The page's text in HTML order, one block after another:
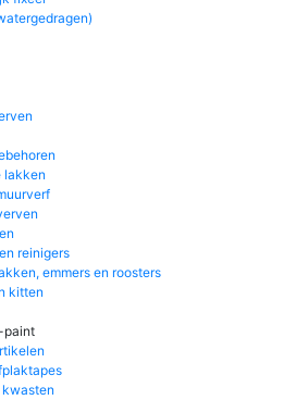
lakken
reinigers
emmers en roosters
kitten
paint